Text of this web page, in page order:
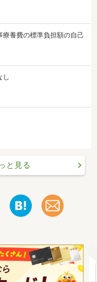
療養費の標準負担額の自己
し
と見る